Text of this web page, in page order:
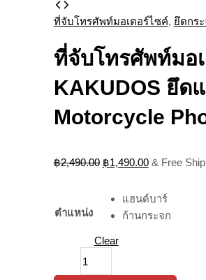
ที่จับโทรศัพท์มอเตอร์ไซค์, ยึดกร
ที่จับโทรศัพท์มอ
KAKUDOS ยึด
Motorcycle
฿2,490.00
price
was:
฿1,490.00
price
is:
& Free
ตำแหน่ง
แฮนด์บาร์
ก้านกระจก
Clear
ที่
จับ
โทรศัพท์
มอเตอร์ไซค์
แม่
เหล็ก
ยี่ห้อ
แฮนด์
Motorcycle
quantity